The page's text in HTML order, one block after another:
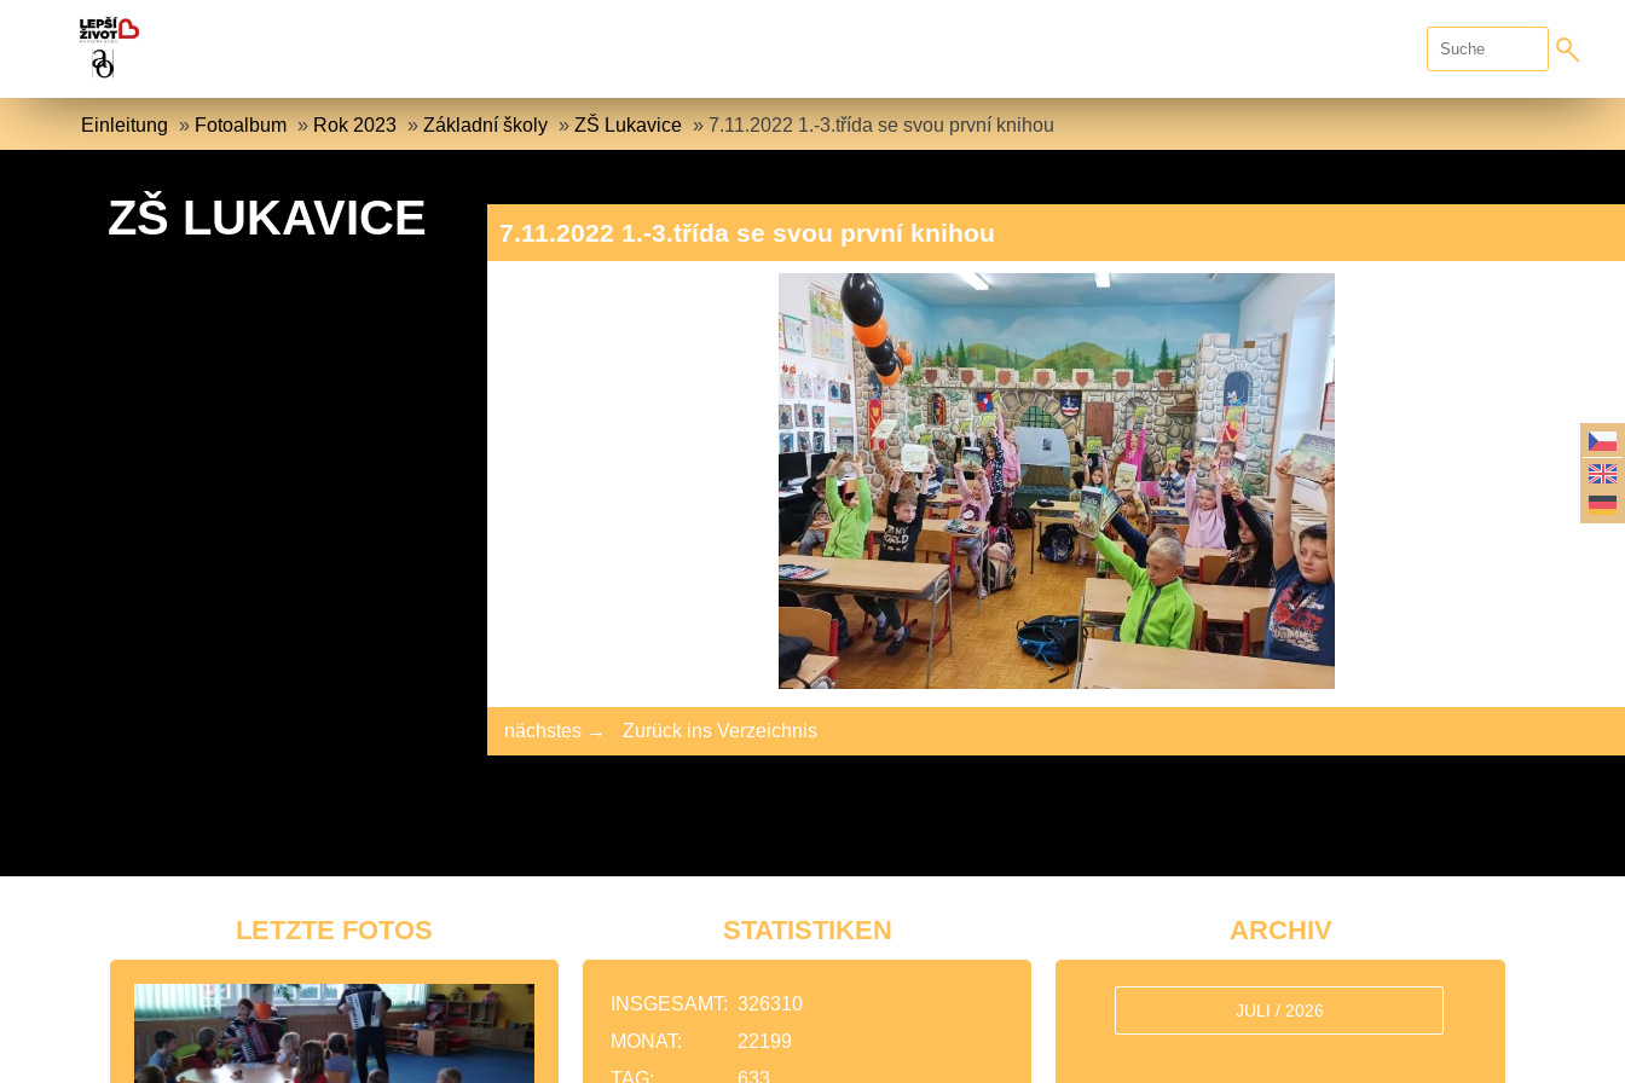
Einleitung » Fotoalbum » Rok 2023 »Základní školy »ZŠ Lukavice »7.11.2022 1.-3.třída se svou první knihou
ZŠ LUKAVICE 7.11.2022 1.-3.třída se svou první knihou
nächstes → Zurück ins Verzeichnis
LETZTE FOTOS STATISTIKEN
INSGESAMT: 326310
MONAT:
22199
TAG:
633
ARCHIV
JULI / 2026